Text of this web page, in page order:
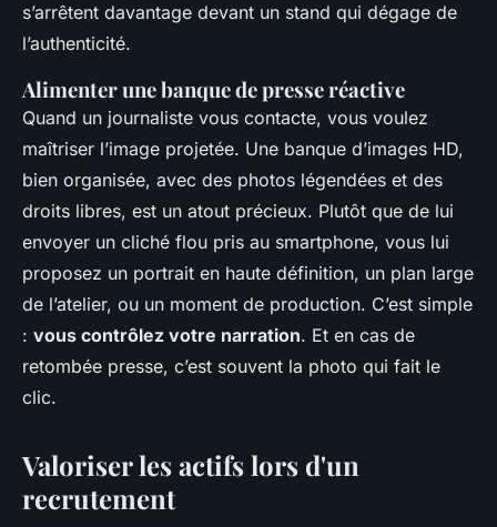
s’arrêtent davantage devant un stand qui dégage de
l’authenticité.
Alimenter une banque de presse réactive
Quand un journaliste vous contacte, vous voulez
maîtriser l’image projetée. Une banque d’images HD,
bien organisée, avec des photos légendées et des
droits libres, est un atout précieux. Plutôt que de lui
envoyer un cliché flou pris au smartphone, vous lui
proposez un portrait en haute définition, un plan large
de l’atelier, ou un moment de production. C’est simple
: vous contrôlez votre narration. Et en cas de
retombée presse, c’est souvent la photo qui fait le
clic.
Valoriser les actifs lors d'un
recrutement